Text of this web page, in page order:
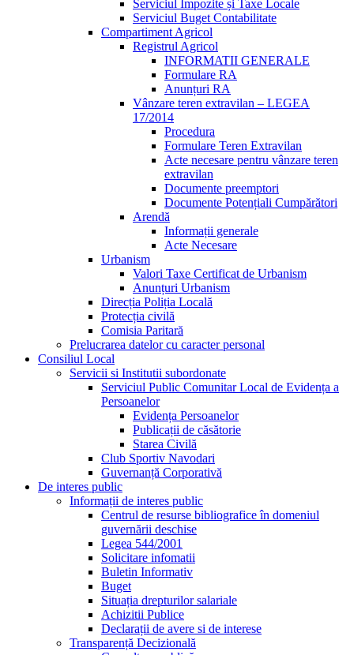
Serviciul Impozite și Taxe Locale
Serviciul Buget Contabilitate
Compartiment Agricol
Registrul Agricol
INFORMATII GENERALE
Formulare RA
Anunțuri RA
Vânzare teren extravilan – LEGEA
17/2014
Procedura
Formulare Teren Extravilan
Acte necesare pentru vânzare teren
extravilan
Documente preemptori
Documente Potențiali Cumpărători
Arendă
Informații generale
Acte Necesare
Urbanism
Valori Taxe Certificat de Urbanism
Anunțuri Urbanism
Direcția Poliția Locală
Protecția civilă
Comisia Paritară
Prelucrarea datelor cu caracter personal
Consiliul Local
Servicii si Institutii subordonate
Serviciul Public Comunitar Local de Evidența a
Persoanelor
Evidența Persoanelor
Publicații de căsătorie
Starea Civilă
Club Sportiv Navodari
Guvernanță Corporativă
De interes public
Informații de interes public
Centrul de resurse bibliografice în domeniul
guvernării deschise
Legea 544/2001
Solicitare infomatii
Buletin Informativ
Buget
Situația drepturilor salariale
Achizitii Publice
Declarații de avere si de interese
Transparență Decizională